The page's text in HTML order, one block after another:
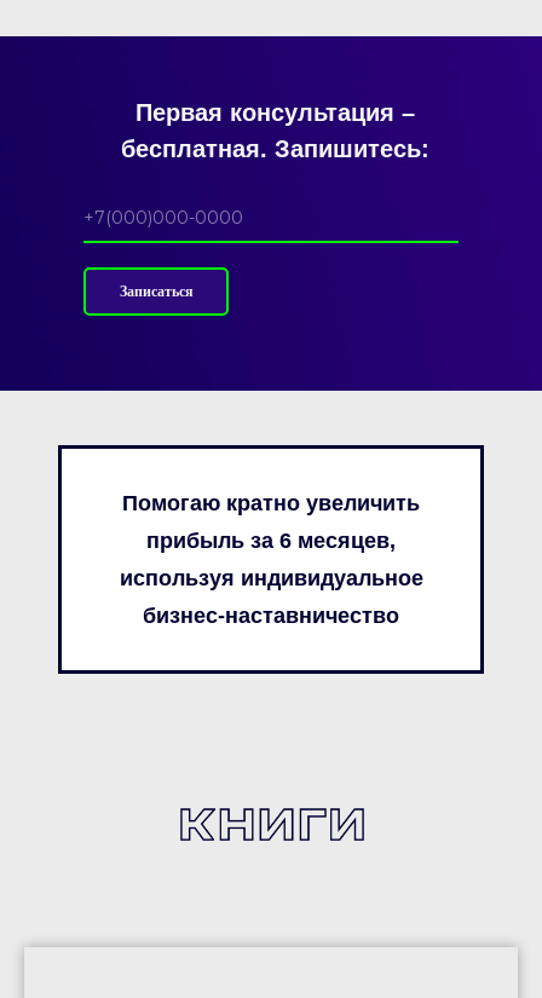
Записаться
Первая консультация –
бесплатная. Запишитесь:
Помогаю кратно увеличить
прибыль за 6 месяцев,
используя индивидуальное
бизнес-наставничество